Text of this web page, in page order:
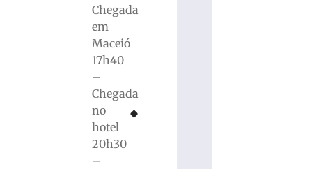
Chegada
em
Maceió
17h40
–
Chegada
no
hotel
20h30
–
PRÓXIMO
Prisões em flagrante por roubos são realizadas